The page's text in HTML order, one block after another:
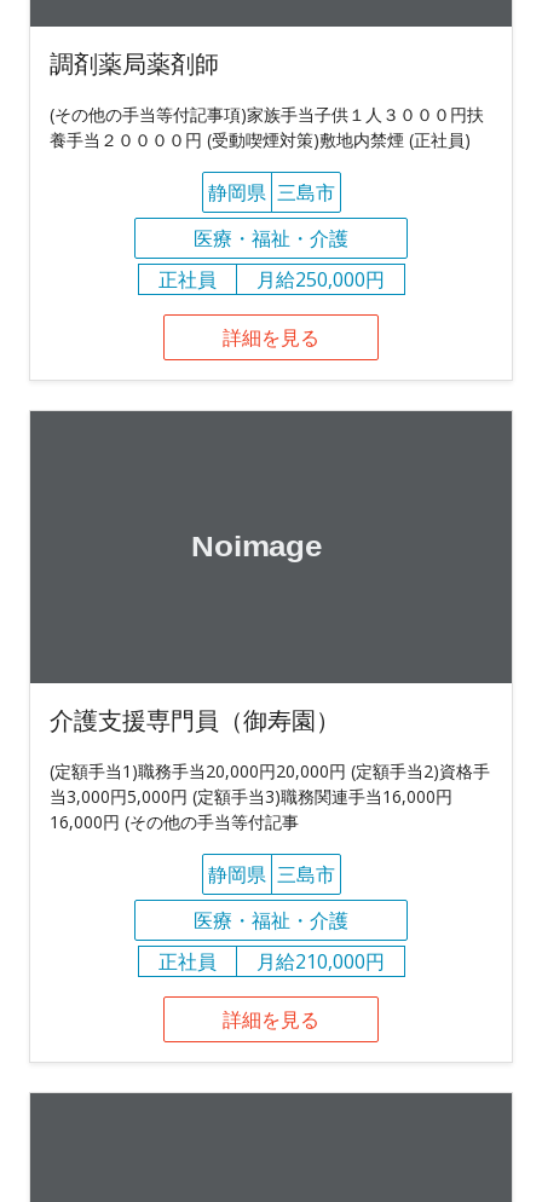
調剤薬局薬剤師
(その他の手当等付記事項)家族手当子供１人３０００円扶
養手当２００００円 (受動喫煙対策)敷地内禁煙 (正社員)
静岡県 三島市
医療・福祉・介護
正社員
月給250,000円
詳細を見る
介護支援専門員（御寿園）
(定額手当1)職務手当20,000円20,000円 (定額手当2)資格手
当3,000円5,000円 (定額手当3)職務関連手当16,000円
16,000円 (その他の手当等付記事
静岡県 三島市
医療・福祉・介護
正社員
月給210,000円
詳細を見る